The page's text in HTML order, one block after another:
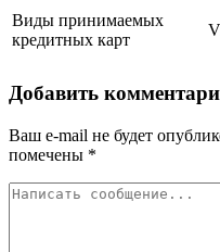
Виды принимаемых
кредитных карт
Добавить
Ваш e-mail не будет
помечены *